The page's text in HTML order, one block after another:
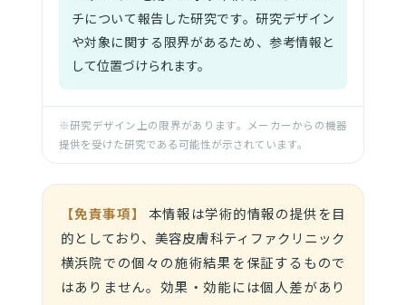
チについて報告した研究です。研究デザイン
や対象に関する限界があるため、参考情報と
して位置づけられます。
※研究デザイン上の限界があります。メーカーからの機器
提供を受けた研究である可能性が示されています。
【免責事項】
本情報は学術的情報の提供を目
的としており、美容皮膚科ティファクリニック
横浜院での個々の施術結果を保証するもので
はありません。効果・効能には個人差があり